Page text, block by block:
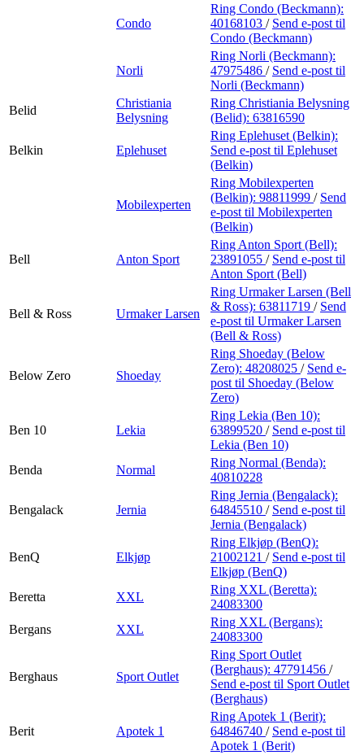
Condo
Ring Condo (Beckmann):
40168103 / Send e-post til
Condo (Beckmann)
Norli
Ring Norli (Beckmann):
47975486 / Send e-post til
Norli (Beckmann)
Belid
Christiania
Belysning
Ring Christiania Belysning
(Belid): 63816590
Belkin Eplehuset
Ring Eplehuset (Belkin):
Send e-post til Eplehuset
(Belkin)
Mobilexperten
Ring Mobilexperten
(Belkin): 98811999 / Send
e-post til Mobilexperten
(Belkin)
Bell Anton Sport
Ring Anton Sport (Bell):
23891055 / Send e-post til
Anton Sport (Bell)
Bell & Ross Urmaker Larsen
Ring Urmaker Larsen (Bell
& Ross): 63811719 / Send
e-post til Urmaker Larsen
(Bell & Ross)
Below Zero Shoeday
Ring Shoeday (Below
Zero): 48208025 / Send e-
post til Shoeday (Below
Zero)
Ben 10 Lekia
Ring Lekia (Ben 10):
63899520 / Send e-post til
Lekia (Ben 10)
Benda
Normal
Ring Normal (Benda):
40810228
Bengalack Jernia
Ring Jernia (Bengalack):
64845510 / Send e-post til
Jernia (Bengalack)
BenQ Elkjøp
Ring Elkjøp (BenQ):
21002121 / Send e-post til
Elkjøp (BenQ)
Beretta
XXL
Ring XXL (Beretta):
24083300
Bergans
XXL
Ring XXL (Bergans):
24083300
Berghaus Sport Outlet
Ring Sport Outlet
(Berghaus): 47791456 /
Send e-post til Sport Outlet
(Berghaus)
Berit Apotek 1
Ring Apotek 1 (Berit):
64846740 / Send e-post til
Apotek 1 (Berit)